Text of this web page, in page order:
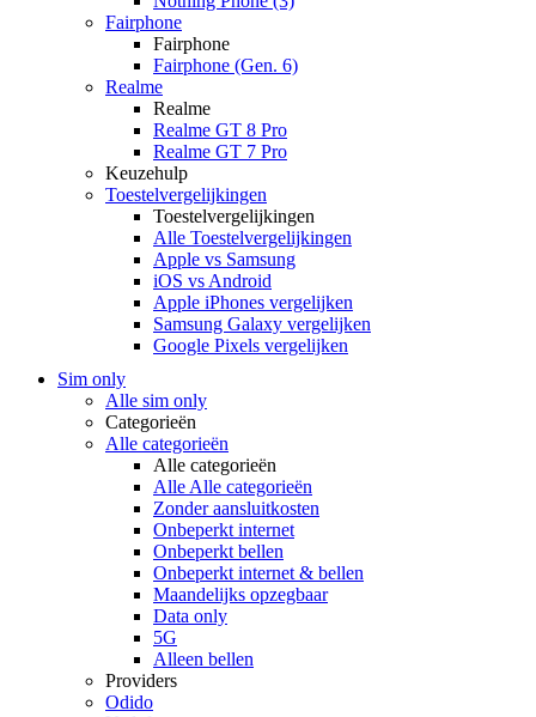
Fairphone
Fairphone
Fairphone (Gen. 6)
Realme
Realme
Realme GT 8 Pro
Realme GT 7 Pro
Keuzehulp
Toestelvergelijkingen
Toestelvergelijkingen
Alle Toestelvergelijkingen
Apple vs Samsung
iOS vs Android
Apple iPhones vergelijken
Samsung Galaxy vergelijken
Google Pixels vergelijken
Sim only
Alle sim only
Categorieën
Alle categorieën
Alle categorieën
Alle Alle categorieën
Zonder aansluitkosten
Onbeperkt internet
Onbeperkt bellen
Onbeperkt internet & bellen
Maandelijks opzegbaar
Data only
5G
Alleen bellen
Providers
Odido